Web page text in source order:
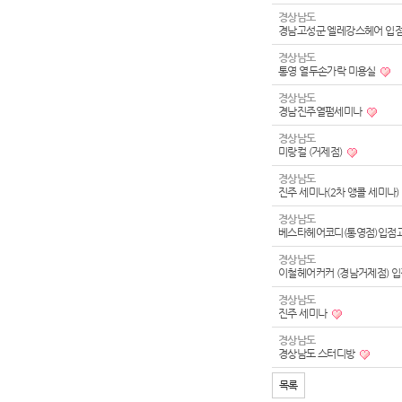
경상남도
경남고성군 엘레강스헤어 입
경상남도
통영 열두손가락 미용실
경상남도
경남진주열펌세미나
경상남도
미랑컬 (거제점)
경상남도
진주 세미나(2차 앵콜 세미나)
경상남도
베스타헤어코디(통영점)입점
경상남도
이철헤어커커 (경남거제점)
경상남도
진주 세미나
경상남도
경상남도 스터디방
목록